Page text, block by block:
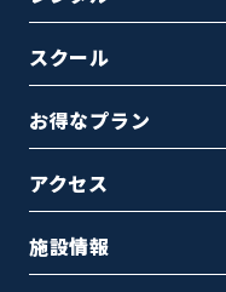
スクール
お得なプラン
アクセス
施設情報